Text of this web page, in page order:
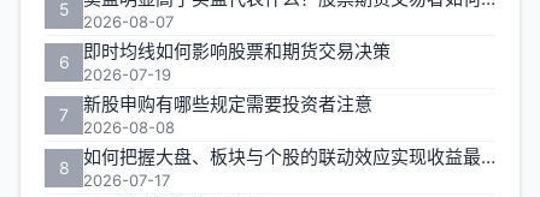
5
2026-08-07
6 即时均线如何影响股票和期货交易决策
2026-07-19
7 新股申购有哪些规定需要投资者注意
2026-08-08
8 如何把握大盘、板块与个股的联动效应实现收益最大化？
2026-07-17